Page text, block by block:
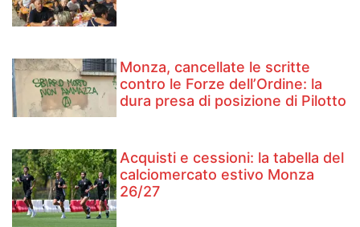
Monza, cancellate le scritte
contro le Forze dell’Ordine: la
dura presa di posizione di Pilotto
Acquisti e cessioni: la tabella del
calciomercato estivo Monza
26/27